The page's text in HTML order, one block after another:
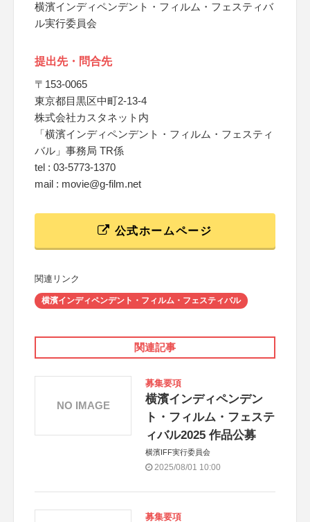
横濱インディペンデント・フィルム・フェスティバ
ル実行委員会
提出先・問合先
〒153-0065
東京都目黒区中町2-13-4
株式会社カスタネット内
「横濱インディペンデント・フィルム・フェスティ
バル」事務局 TR係
tel : 03-5773-1370
mail : movie@g-film.net
公式ホームページ
関連リンク
横濱インディペンデント・フィルム・フェスティバル
関連記事
募集要項
横濱インディペンデン
ト・フィルム・フェステ
ィバル2025 作品公募
横濱IFF実行委員会
2025/08/01 10:00
NO IMAGE
募集要項